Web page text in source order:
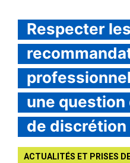
Respecter les
une question
de
ACTUALITÉS ET PRISES